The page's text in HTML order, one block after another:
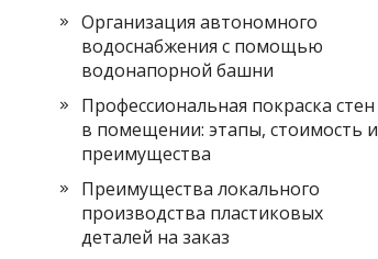
Организация автономного
водоснабжения с помощью
водонапорной башни
Профессиональная покраска стен
в помещении: этапы, стоимость и
преимущества
Преимущества локального
производства пластиковых
деталей на заказ